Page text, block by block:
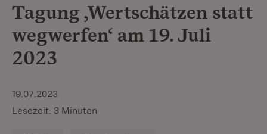
Tagung ‚Wertschätzen statt
wegwerfen‘ am 19. Juli
2023
19.07.2023
Lesezeit: 3 Minuten